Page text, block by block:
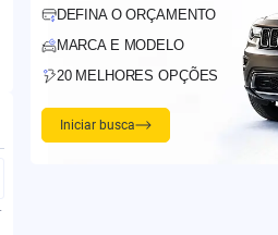
DEFINA O ORÇAMENTO
MARCA E MODELO
20 MELHORES OPÇÕES
Iniciar busca